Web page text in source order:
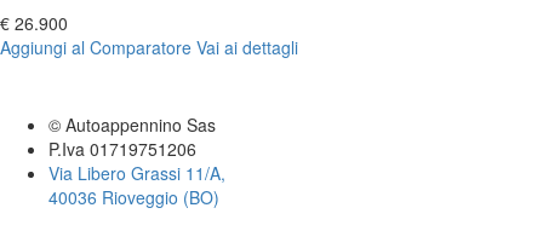
€ 26.900
Aggiungi al Comparatore Vai ai dettagli
© Autoappennino Sas
P.Iva 01719751206
Via Libero Grassi 11/A,
40036 Rioveggio (BO)